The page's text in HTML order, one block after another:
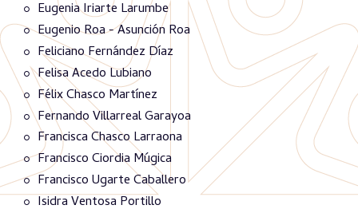
Eugenia Iriarte Larumbe
Eugenio Roa - Asunción Roa
Feliciano Fernández Díaz
Felisa Acedo Lubiano
Félix Chasco Martínez
Fernando Villarreal Garayoa
Francisca Chasco Larraona
Francisco Ciordia Múgica
Francisco Ugarte Caballero
Isidra Ventosa Portillo